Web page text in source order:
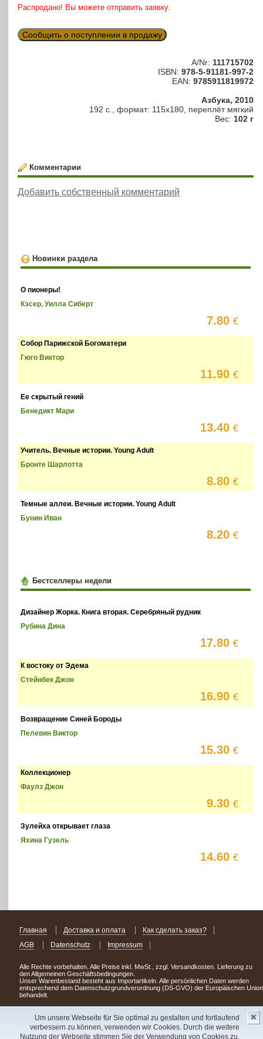
Um unsere Webseite für Sie optimal zu gestalten und fortlaufend
verbessern zu können, verwenden wir Cookies. Durch die weitere
Nutzung der Webseite stimmen Sie der Verwendung von Cookies zu.
✖
Распродано! Вы можете отправить заявку.
Сообщить о поступлении в продажу
A/Nr: 111715702
ISBN: 978-5-91181-997-2
EAN: 9785911819972
Азбука, 2010
192 с., формат: 115х180, переплёт мягкий
Вес: 102 г
Комментарии
Добавить собственный комментарий
Новинки раздела
О пионеры!
Кэсер, Уилла Сиберт
7.80€
Собор Парижской Богоматери
Гюго Виктор
11.90€
Ее скрытый гений
Бенедикт Мари
13.40€
Учитель. Вечные истории. Young Adult
Бронте Шарлотта
8.80€
Темные аллеи. Вечные истории. Young Adult
Бунин Иван
8.20€
Бестселлеры недели
Дизайнер Жорка. Книга вторая. Серебряный рудник
Рубина Дина
17.80€
К востоку от Эдема
Стейнбек Джон
16.90€
Возвращение Синей Бороды
Пелевин Виктор
15.30€
Коллекционер
Фаулз Джон
9.30€
Зулейха открывает глаза
Яхина Гузель
14.60€
Главная Доставка и оплата
Как сделать заказ?
AGB
Datenschutz Impressum
Alle Rechte vorbehalten. Alle Preise inkl. MwSt., zzgl. Versandkosten. Lieferung zu
den Allgemeinen Geschäftsbedingungen.
Unser Warenbestand besteht aus Importartikeln. Alle persönlichen Daten werden
entsprechend dem Datenschutzgrundverordnung (DS-GVO) der Europäischen Union
behandelt.
Сделав заказ сегодня, уже через день или два Вы можете стать обладателем
НОВИНКИ из Германии! Удачного поиска!
Copyright 2003 - 2023 © Express-Kniga